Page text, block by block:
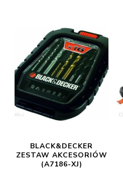
BLACK&DECKER
ZESTAW AKCESORIÓW
(A7186-XJ)